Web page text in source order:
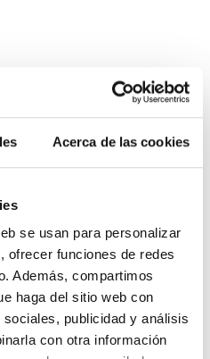
Acerca de las cookies
se usan para personalizar
ofrecer funciones de redes
Además, compartimos
haga del sitio web con
publicidad y análisis
con otra información
. Rayas horizontales
a la hora de vestir una ventana
paqueto. Si además, elegimos
será de lo más novedoso.
pieza por ventana. Un único
con algún motivo. Colgado
En nuestra tienda , el